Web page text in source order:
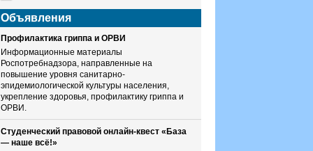
Объявления
Профилактика гриппа и ОРВИ
Информационные материалы
Роспотребнадзора, направленные на
повышение уровня санитарно-
эпидемиологической культуры населения,
укрепление здоровья, профилактику гриппа и
ОРВИ.
Студенческий правовой онлайн-квест «База
— наше всё!»